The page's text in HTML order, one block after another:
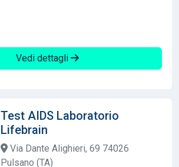
Vedi dettagli
Test AIDS Laboratorio
Lifebrain
Via Dante Alighieri, 69 74026
Pulsano (TA)